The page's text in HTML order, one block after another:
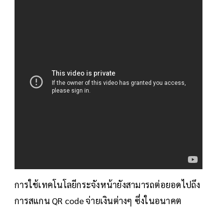
การใช้เทคโนโลยีกระจังหน้ายังสามารถต่อยอดไปถึง
การสแกน QR code จ่ายเงินต่างๆ ซึ่งในอนาคต